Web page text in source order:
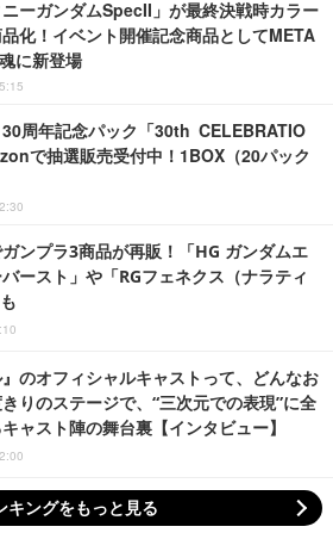
ニーガンダムSpecII」が最終決戦時カラー
品化！イベント開催記念商品としてMETA
に新登場
30周年記念パック「30th CELEBRATIO
で抽選販売受付中！1BOX（20パック
ンプラ3商品が再販！「HG ガンダムエ
ースト」や「RGフェネクス（ナラティ
』のオフィシャルキャストって、どんなお
りのステージで、“三次元での表現”に全
ャスト陣の舞台裏【インタビュー】
キングをもっと見る